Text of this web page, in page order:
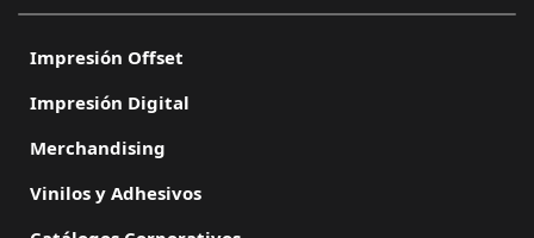
Impresión Offset
Impresión Digital
Merchandising
Vinilos y Adhesivos